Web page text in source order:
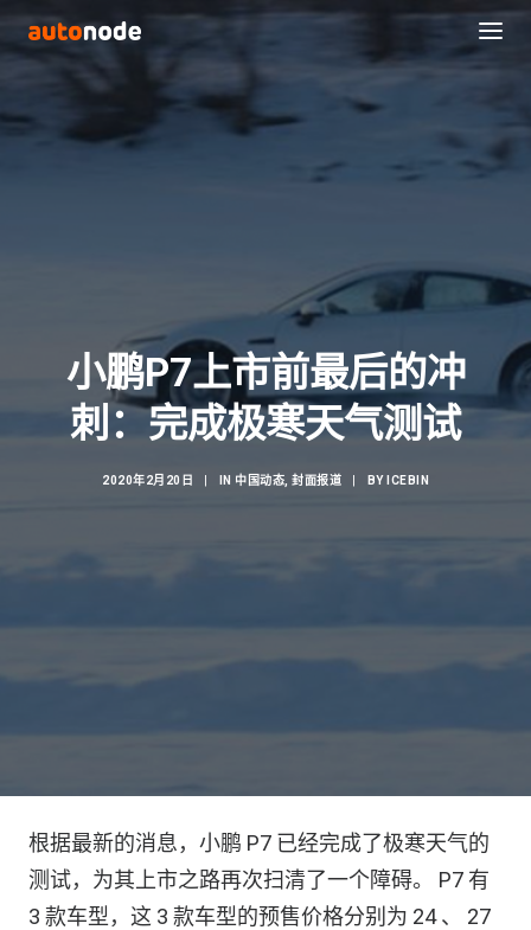
Search
小鹏P7上市前最后的冲
刺：完成极寒天气测试
2020年2月20日 IN 中国动态 封面报道 BY ICEBIN
根据最新的消息，小鹏 P7 已经完成了极寒天气的
测试，为其上市之路再次扫清了一个障碍。 P7 有
3 款车型，这 3 款车型的预售价格分别为 24 、 27